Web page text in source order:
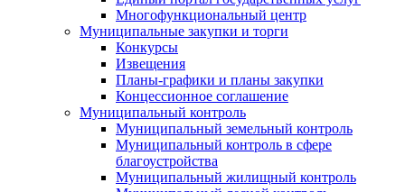
Многофункциональный центр
Муниципальные закупки и торги
Конкурсы
Извещения
Планы-графики и планы закупки
Концессионное соглашение
Муниципальный контроль
Муниципальный земельный контроль
Муниципальный контроль в сфере
благоустройства
Муниципальный жилищный контроль